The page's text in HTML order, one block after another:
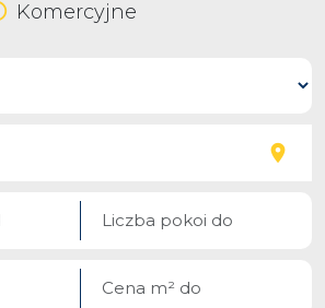
Komercyjne